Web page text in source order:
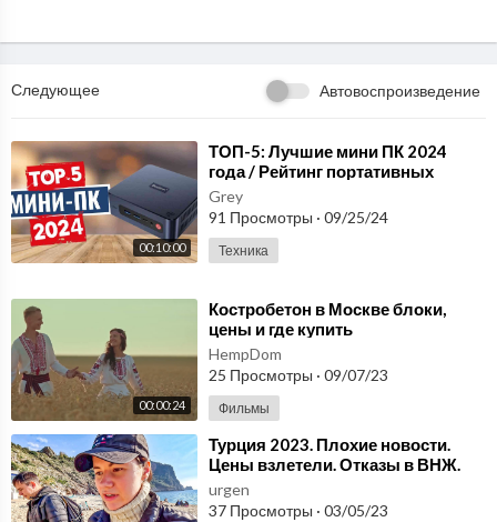
Мы очень рады поделиться нашим опытом самостоятельных пу
тешествий, жизни за границей, а также всеми проблемами и рад
Начнём мы с Азии, а дальше больше!
Смотрите нас, будет интересно!
Instagram Артема https://www.instagram.com/artemkovtun/
Следующее Автовоспроизведение
00:10:00
⁣ТОП-5: Лучшие мини ПК 2024
года / Рейтинг портативных
компьютеров, цены
Grey
91 Просмотры · 09/25/24
Техника
00:00:24
⁣Костробетон в Москве блоки,
цены и где купить
HempDom
25 Просмотры · 09/07/23
Фильмы
⁣Турция 2023. Плохие новости.
Цены взлетели. Отказы в ВНЖ.
Красивые места рядом с Аланьей
#9
urgen
37 Просмотры · 03/05/23